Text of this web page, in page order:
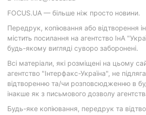
FOCUS.UA — більше ніж просто новини.
Передрук, копіювання або відтворення
містить посилання на агентство ІнА
будь-якому вигляді суворо заборонені.
Всі матеріали, які розміщені на цьому
агентство "Інтерфакс-Україна", не
відтворенню та/чи розповсюдженню в
інакше як з письмового дозволу
Будь-яке копіювання, передрук та